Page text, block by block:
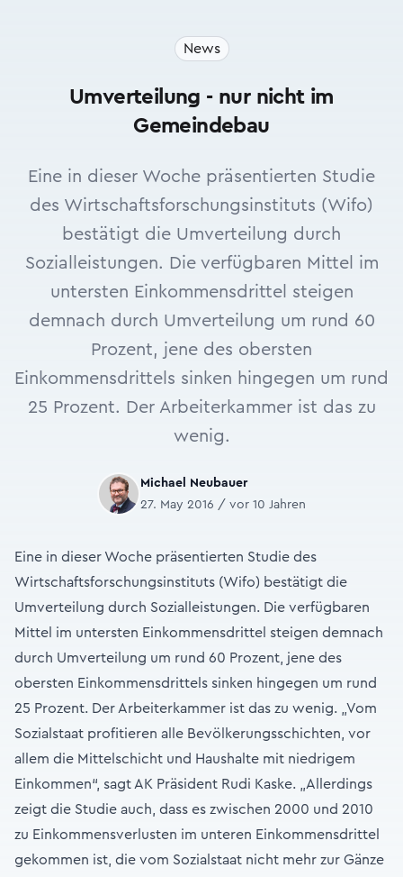
News
Umverteilung - nur nicht im
Gemeindebau
Eine in dieser Woche präsentierten Studie
des Wirtschaftsforschungsinstituts (Wifo)
bestätigt die Umverteilung durch
Sozialleistungen. Die verfügbaren Mittel im
untersten Einkommensdrittel steigen
demnach durch Umverteilung um rund 60
Prozent, jene des obersten
Einkommensdrittels sinken hingegen um rund
25 Prozent. Der Arbeiterkammer ist das zu
wenig.
Michael Neubauer
27. May 2016 / vor 10 Jahren
Eine in dieser Woche präsentierten Studie des
Wirtschaftsforschungsinstituts (Wifo) bestätigt die
Umverteilung durch Sozialleistungen. Die verfügbaren
Mittel im untersten Einkommensdrittel steigen demnach
durch Umverteilung um rund 60 Prozent, jene des
obersten Einkommensdrittels sinken hingegen um rund
25 Prozent. Der Arbeiterkammer ist das zu wenig. „Vom
Sozialstaat profitieren alle Bevölkerungsschichten, vor
allem die Mittelschicht und Haushalte mit niedrigem
Einkommen“, sagt AK Präsident Rudi Kaske. „Allerdings
zeigt die Studie auch, dass es zwischen 2000 und 2010
zu Einkommensverlusten im unteren Einkommensdrittel
gekommen ist, die vom Sozialstaat nicht mehr zur Gänze